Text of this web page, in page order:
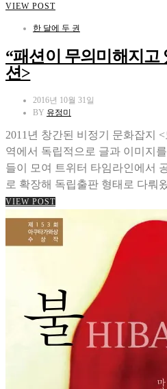
VIEW POST
한 달에 두 권
“패션이 무의미해지고
션>
2016년 10월 31일
BY 유정미
2011년 창간된 비정기 문화잡지
역에서 독립적으로 글과 이미지
들이 모여 트위터 타임라인에서
로 확장해 독립출판 형태로 다뤄
VIEW POST